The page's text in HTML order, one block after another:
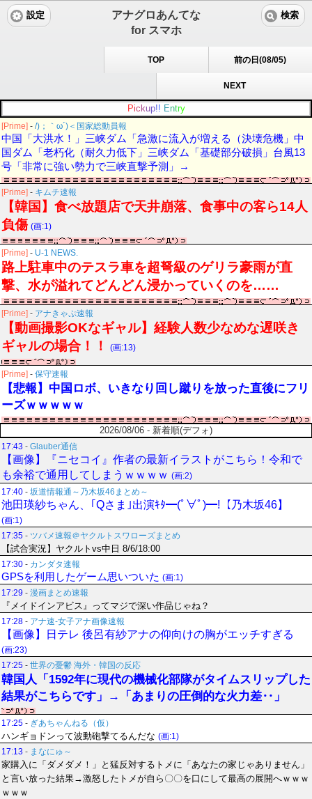
アナグロあんてな
for スマホ
設定 検索
TOP 前の日(08/05)
NEXT
Pic kup!! Entry
[Prime] - /)；｀ω´)＜国家総動員報
中国「大洪水！」三峡ダム「急激に流入が増える（決壊危機」中
国ダム「老朽化（耐久力低下」三峡ダム「基礎部分破損」台風13
号「非常に強い勢力で三峡直撃予測」→
[Prime] - キムチ速報
【韓国】食べ放題店で天井崩落、食事中の客ら14人
負傷 (画:1)
[Prime] - U-1 NEWS.
路上駐車中のテスラ車を超弩級のゲリラ豪雨が直
撃、水が溢れてどんどん浸かっていくのを……
[Prime] - アナきゃぷ速報
【動画撮影OKなギャル】経験人数少なめな遅咲き
ギャルの場合！！
(画:13)
[Prime] - 保守速報
【悲報】中国ロボ、いきなり回し蹴りを放った直後にフリ
ーズｗｗｗｗｗ
2026/08/06 - 新着順(デフォ)
17:43 - Glauber通信
【画像】『ニセコイ』作者の最新イラストがこちら！令和で
も余裕で通用してしまうｗｗｗｗ (画:2)
17:40 - 坂道情報通～乃木坂46まとめ～
池田瑛紗ちゃん、｢Qさま｣出演ｷﾀ━(ﾟ∀ﾟ)━!【乃木坂46】
(画:1)
17:35 - ツバメ速報＠ヤクルトスワローズまとめ
【試合実況】ヤクルトvs中日 8/6/18:00
17:30 - カンダタ速報
GPSを利用したゲーム思いついた (画:1)
17:29 - 漫画まとめ速報
『メイドインアビス』ってマジで深い作品じゃね？
17:28 - アナ速‐女子アナ画像速報
【画像】日テレ 後呂有紗アナの仰向けの胸がエッチすぎる
(画:23)
17:25 - 世界の憂鬱 海外・韓国の反応
韓国人「1592年に現代の機械化部隊がタイムスリップした
結果がこちらです」→「あまりの圧倒的な火力差‥」
17:25 - ぎあちゃんねる（仮）
ハンギョドンって波動砲撃てるんだな (画:1)
17:13 - まなにゅ～
家購入に「ダメダメ！」と猛反対するトメに「あなたの家じゃありません」
と言い放った結果→激怒したトメが自ら〇〇を口にして最高の展開へｗｗｗ
ｗｗｗ